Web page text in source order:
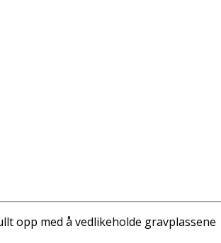
opp med å vedlikeholde gravplassene